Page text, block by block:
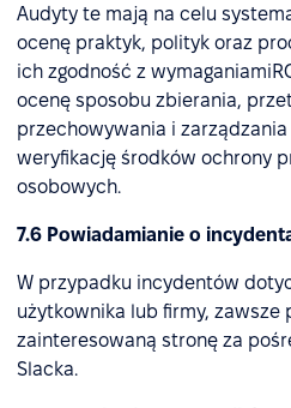
Audyty te mają na celu
ocenę praktyk, polityk oraz
ich zgodność z
ocenę sposobu zbierania,
przechowywania i
weryfikację środków ochrony
osobowych.
7.6 Powiadamianie o
W przypadku incydentów
użytkownika lub firmy, zawsze
zainteresowaną stronę za
Slacka.